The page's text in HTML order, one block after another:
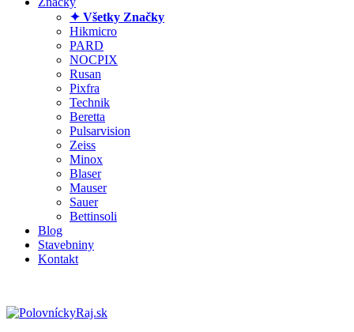
✦ Všetky Značky
Hikmicro
PARD
NOCPIX
Rusan
Pixfra
Technik
Beretta
Pulsarvision
Zeiss
Minox
Blaser
Mauser
Sauer
Bettinsoli
Blog
Stavebniny
Kontakt